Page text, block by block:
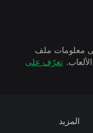
معلومات ملف
تعرّف على
المزيد